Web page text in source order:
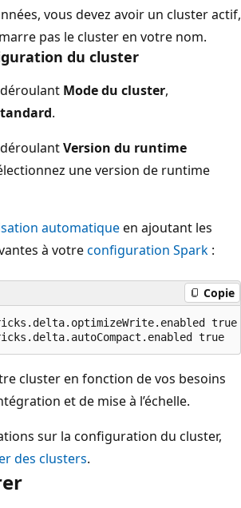
vous devez avoir un cluster actif,
pas le cluster en votre nom.
du cluster
Mode du cluster,
.
Version du runtime
une version de runtime
automatiqueen ajoutant les
à votreconfiguration Spark :
Copie
true
cluster en fonction de vos besoins
et de mise à l’échelle.
sur la configuration du cluster,
des clusters.